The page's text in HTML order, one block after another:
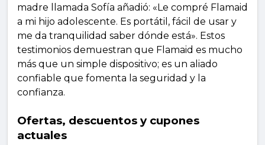
madre llamada Sofía añadió: «Le compré Flamaid
a mi hijo adolescente. Es portátil, fácil de usar y
me da tranquilidad saber dónde está». Estos
testimonios demuestran que Flamaid es mucho
más que un simple dispositivo; es un aliado
confiable que fomenta la seguridad y la
confianza.
Ofertas, descuentos y cupones
actuales